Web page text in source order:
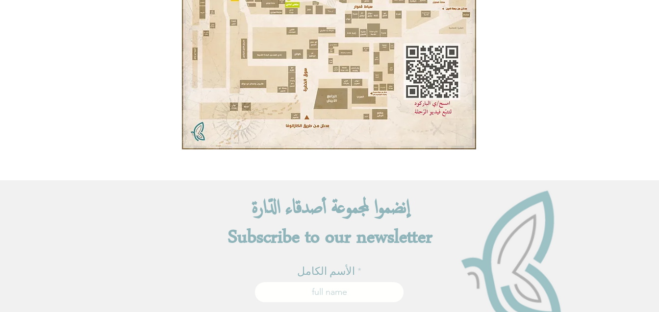
إنضموا لمجموعة أصدقاء الدّارة
Subscribe to our newsletter
الأسم الكامل